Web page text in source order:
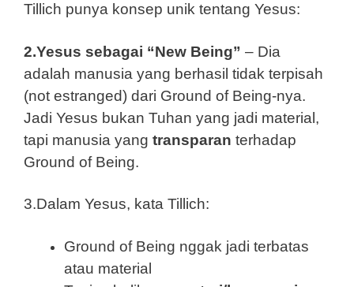
Tillich punya konsep unik tentang Yesus:
2.Yesus sebagai “New Being” – Dia
adalah manusia yang berhasil tidak terpisah
(not estranged) dari Ground of Being-nya.
Jadi Yesus bukan Tuhan yang jadi material,
tapi manusia yang transparan terhadap
Ground of Being.
3.Dalam Yesus, kata Tillich:
Ground of Being nggak jadi terbatas
atau material